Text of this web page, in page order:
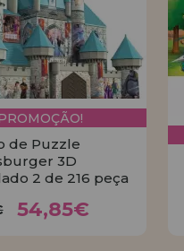
de Puzzle
3D
2 de 216 peça
54,85€